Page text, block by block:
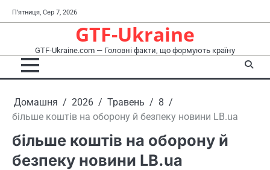
до
П’ятниця, Сер 7, 2026
GTF-Ukraine
GTF-Ukraine.com — Головні факти, що формують країну
Домашня 2026 Травень
8
більше коштів на оборону й безпеку новини LB.ua
більше коштів на оборону й
безпеку новини LB.ua